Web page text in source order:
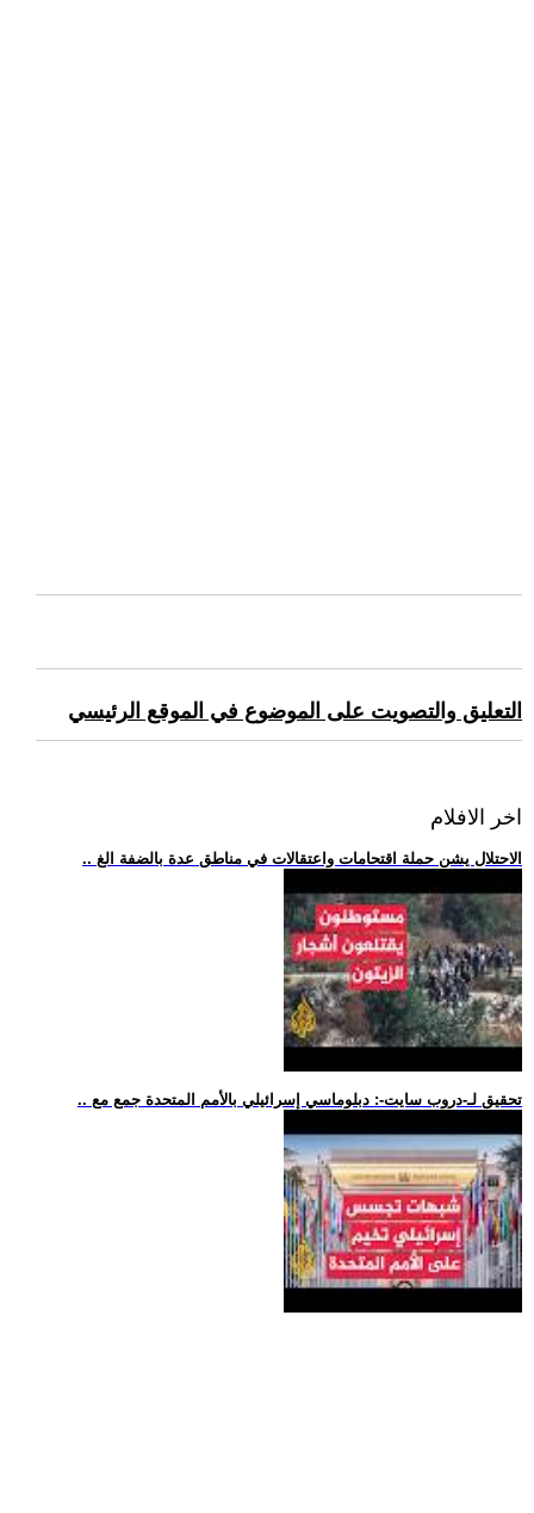
التعليق والتصويت على الموضوع في الموقع الرئيسي
اخر الافلام
.. الاحتلال يشن حملة اقتحامات واعتقالات في مناطق عدة بالضفة الغ
.. تحقيق لـ-دروب سايت-: دبلوماسي إسرائيلي بالأمم المتحدة جمع مع